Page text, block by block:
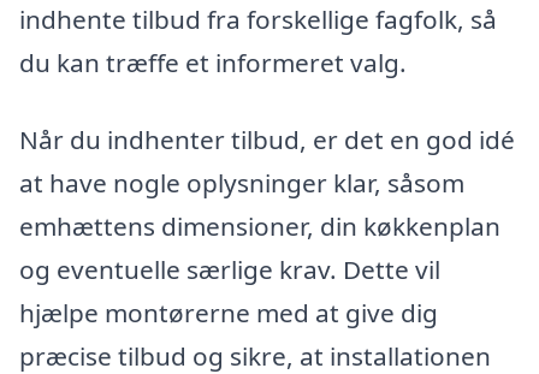
indhente tilbud fra forskellige fagfolk, så
du kan træffe et informeret valg.
Når du indhenter tilbud, er det en god idé
at have nogle oplysninger klar, såsom
emhættens dimensioner, din køkkenplan
og eventuelle særlige krav. Dette vil
hjælpe montørerne med at give dig
præcise tilbud og sikre, at installationen